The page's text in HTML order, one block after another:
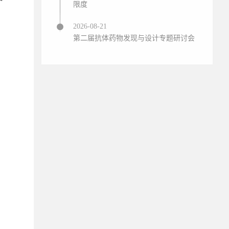
限度
2026-08-21
第二届抗体药物发现与设计专题研讨会